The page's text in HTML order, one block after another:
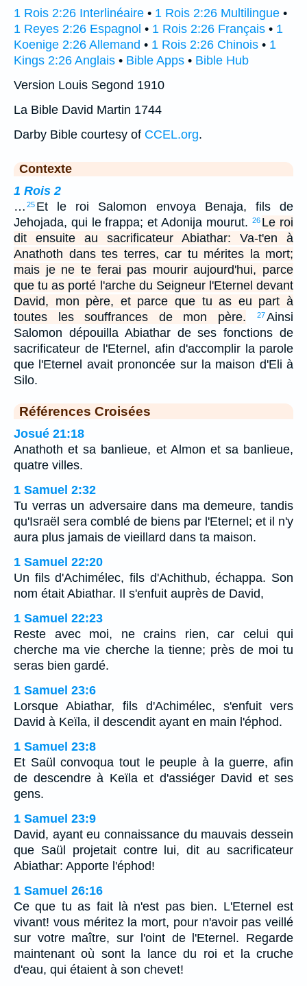
1 Rois 2:26 Interlinéaire • 1 Rois 2:26 Multilingue •
1 Reyes 2:26 Espagnol • 1 Rois 2:26 Français • 1
Koenige 2:26 Allemand • 1 Rois 2:26 Chinois • 1
Kings 2:26 Anglais • Bible Apps • Bible Hub
Version Louis Segond 1910
La Bible David Martin 1744
Darby Bible courtesy of CCEL.org.
Contexte
1 Rois 2
… 25 Et le roi Salomon envoya Benaja, fils de
Jehojada, qui le frappa; et Adonija mourut.
26 Le roi
dit ensuite au sacrificateur Abiathar: Va-t'en à
Anathoth dans tes terres, car tu mérites la mort;
mais je ne te ferai pas mourir aujourd'hui, parce
que tu as porté l'arche du Seigneur l'Eternel devant
David, mon père, et parce que tu as eu part à
toutes les souffrances de mon père.
27Ainsi
Salomon dépouilla Abiathar de ses fonctions de
sacrificateur de l'Eternel, afin d'accomplir la parole
que l'Eternel avait prononcée sur la maison d'Eli à
Silo.
Références Croisées
Josué 21:18
Anathoth et sa banlieue, et Almon et sa banlieue,
quatre villes.
1 Samuel 2:32
Tu verras un adversaire dans ma demeure, tandis
qu'Israël sera comblé de biens par l'Eternel; et il n'y
aura plus jamais de vieillard dans ta maison.
1 Samuel 22:20
Un fils d'Achimélec, fils d'Achithub, échappa. Son
nom était Abiathar. Il s'enfuit auprès de David,
1 Samuel 22:23
Reste avec moi, ne crains rien, car celui qui
cherche ma vie cherche la tienne; près de moi tu
seras bien gardé.
1 Samuel 23:6
Lorsque Abiathar, fils d'Achimélec, s'enfuit vers
David à Keïla, il descendit ayant en main l'éphod.
1 Samuel 23:8
Et Saül convoqua tout le peuple à la guerre, afin
de descendre à Keïla et d'assiéger David et ses
gens.
1 Samuel 23:9
David, ayant eu connaissance du mauvais dessein
que Saül projetait contre lui, dit au sacrificateur
Abiathar: Apporte l'éphod!
1 Samuel 26:16
Ce que tu as fait là n'est pas bien. L'Eternel est
vivant! vous méritez la mort, pour n'avoir pas veillé
sur votre maître, sur l'oint de l'Eternel. Regarde
maintenant où sont la lance du roi et la cruche
d'eau, qui étaient à son chevet!